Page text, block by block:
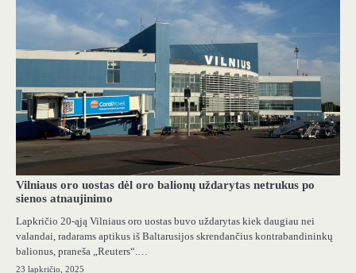
Vilniaus oro uostas dėl oro balionų uždarytas netrukus po
sienos atnaujinimo
Lapkričio 20-ąją Vilniaus oro uostas buvo uždarytas kiek daugiau nei
valandai, radarams aptikus iš Baltarusijos skrendančius kontrabandininkų
balionus, praneša „Reuters“.…
23 lapkričio, 2025